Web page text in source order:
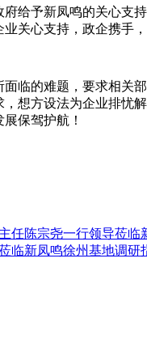
给予新凤鸣的关心支
关心支持，政企携手
临的难题，要求相关
想方设法为企业排忧
保驾护航！
任陈宗尧一行领导莅临
临新凤鸣徐州基地调研